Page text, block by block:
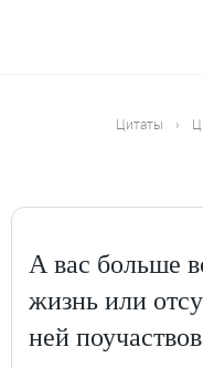
Цитаты ›
А вас больше
жизнь или
ней